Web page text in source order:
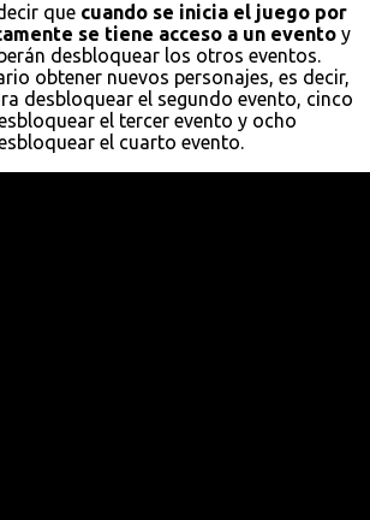
que cuando se inicia el juego por
se tiene acceso a un evento y
desbloquear los otros eventos.
obtener nuevos personajes, es decir,
desbloquear el segundo evento, cinco
el tercer evento y ocho
el cuarto evento.